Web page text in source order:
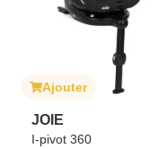
Ajouter
JOIE
I-pivot 360